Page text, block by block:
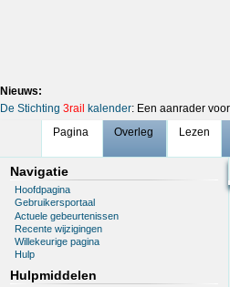
Nieuws:
De Stichting 3rail kalender: Een aanrader
Pagina
Overleg Lezen
Navigatie
Hoofdpagina
Gebruikersportaal
Actuele gebeurtenissen
Recente wijzigingen
Willekeurige pagina
Hulp
Hulpmiddelen